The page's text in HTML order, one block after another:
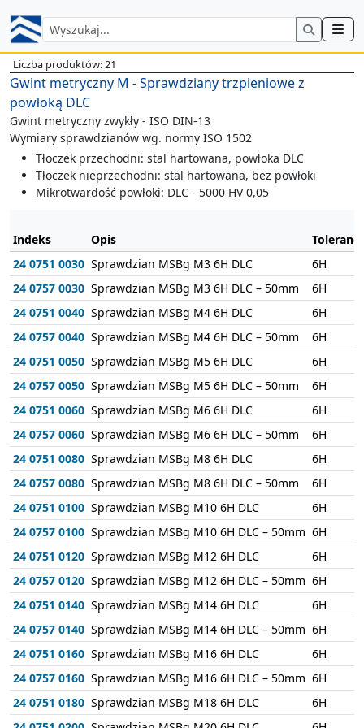
Liczba produktów: 21
Gwint metryczny M - Sprawdziany trzpieniowe z
powłoką DLC
Gwint metryczny zwykły - ISO DIN-13
Wymiary sprawdzianów wg. normy ISO 1502
Tłoczek przechodni: stal hartowana, powłoka DLC
Tłoczek nieprzechodni: stal hartowana, bez powłoki
Mikrotwardość powłoki: DLC - 5000 HV 0,05
Indeks Opis
24 0751 0030 Sprawdzian MSBg M3 6H DLC
6H
24 0757 0030 Sprawdzian MSBg M3 6H DLC – 50mm
6H
24 0751 0040 Sprawdzian MSBg M4 6H DLC
6H
24 0757 0040 Sprawdzian MSBg M4 6H DLC – 50mm
6H
24 0751 0050 Sprawdzian MSBg M5 6H DLC
6H
24 0757 0050 Sprawdzian MSBg M5 6H DLC – 50mm
6H
24 0751 0060 Sprawdzian MSBg M6 6H DLC
6H
24 0757 0060 Sprawdzian MSBg M6 6H DLC – 50mm
6H
24 0751 0080 Sprawdzian MSBg M8 6H DLC
6H
24 0757 0080 Sprawdzian MSBg M8 6H DLC – 50mm
6H
24 0751 0100 Sprawdzian MSBg M10 6H DLC
6H
24 0757 0100 Sprawdzian MSBg M10 6H DLC – 50mm 6H
24 0751 0120 Sprawdzian MSBg M12 6H DLC
6H
24 0757 0120 Sprawdzian MSBg M12 6H DLC – 50mm 6H
24 0751 0140 Sprawdzian MSBg M14 6H DLC
6H
24 0757 0140 Sprawdzian MSBg M14 6H DLC – 50mm 6H
24 0751 0160 Sprawdzian MSBg M16 6H DLC
6H
24 0757 0160 Sprawdzian MSBg M16 6H DLC – 50mm 6H
24 0751 0180 Sprawdzian MSBg M18 6H DLC
6H